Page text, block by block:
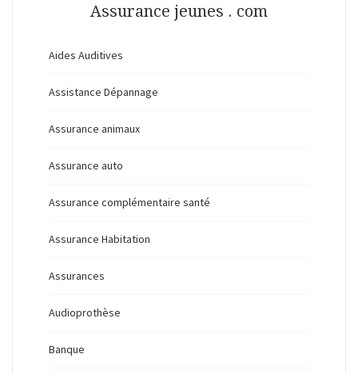
Assurance jeunes . com
Aides Auditives
Assistance Dépannage
Assurance animaux
Assurance auto
Assurance complémentaire santé
Assurance Habitation
Assurances
Audioprothèse
Banque